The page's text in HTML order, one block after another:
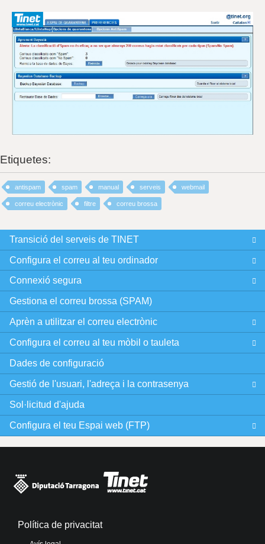
Etiquetes:
antispam spam manual serveis webmail
correu electrònic filtre correu brossa
Transició del serveis de TINET
Configura el correu al teu ordinador
Connexió segura
Gestiona el correu brossa (SPAM)
Aprèn a utilitzar el correu electrònic
Configura el correu al teu mòbil o tauleta
Dades de configuració
Gestió de l'usuari, l'adreça i la contrasenya
Sol·licitud d'ajuda
Configura el teu Espai web (FTP)
Política de privacitat